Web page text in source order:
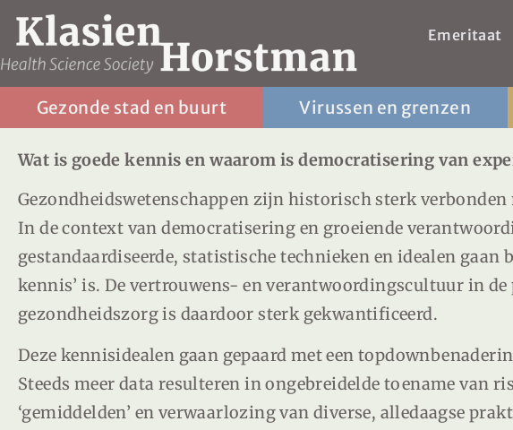
Emeritaat
Gezonde stad en buurt Virussen en grenzen
Wat is goede kennis en waarom is democratisering van
Gezondheidswetenschappen zijn historisch sterk verbonden
In de context van democratisering en groeiende
gestandaardiseerde, statistische technieken en idealen gaan
kennis’ is. De vertrouwens- en verantwoordingscultuur in de
gezondheidszorg is daardoor sterk gekwantificeerd.
Deze kennisidealen gaan gepaard met een
Steeds meer data resulteren in ongebreidelde toename van
‘gemiddelden’ en verwaarlozing van diverse, alledaagse